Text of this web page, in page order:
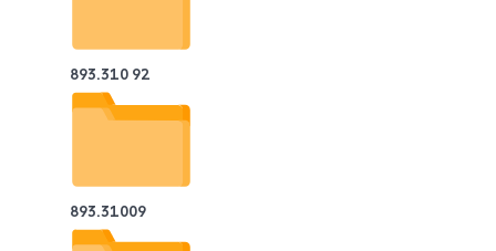
893.310 92
893.31009